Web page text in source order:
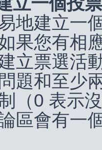
地建立一
果您有相
立票選活
題和至少
（0 表示
區會有一